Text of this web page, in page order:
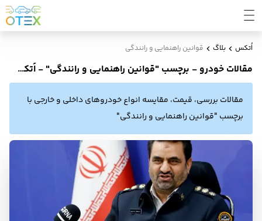
اُتکس بلاگ قوانین راهنمایی و رانندگی
مقالات خودرو - برچسب "قوانین راهنمایی و رانندگی" - اُتکس بلاگ
مقالات بررسی، قیمت، مقایسه انواع خودروهای داخلی و خارجی با
برچسب "قوانین راهنمایی و رانندگی"